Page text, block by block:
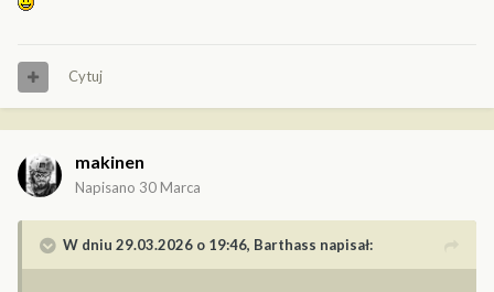
Cytuj
makinen
Napisano 30 Marca
W dniu 29.03.2026 o 19:46, Barthass napisał: